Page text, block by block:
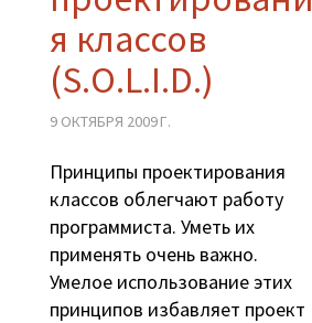
я классов
(S.O.L.I.D.)
9 ОКТЯБРЯ 2009 Г.
Принципы проектирования
классов облегчают работу
программиста. Уметь их
применять очень важно.
Умелое использование этих
принципов избавляет проект